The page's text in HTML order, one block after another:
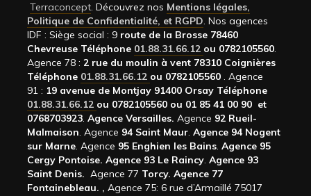
Terraconcept. Découvrez nos Mentions légales,
Politique de Confidentialité, et RGPD. Nos agences
IDF : Siège social : 9 route de la Brosse 78460
Chevreuse Téléphone 01.88.31.66.12 ou 0782105560.
Agence 78 : 2 rue du moulin à vent 78310 Coignières
Téléphone 01.88.31.66.12 ou 0782105560 . Agence
91 : 19 avenue de Montjay 91400 Orsay Téléphone
01.88.31.66.12 ou 0782105560 ou 01 85 41 00 90 et
0768703923. Agence Versailles. Agence 92 Rueil-
Malmaison. Agence 94 Saint Maur. Agence 94 Nogent
sur Marne. Agence 95 Enghien les Bains. Agence 95
Cergy Pontoise. Agence 93 Le Raincy. Agence 93
Saint Denis. Agence 77 Torcy. Agence 77
Fontainebleau. , Agence 75: 6 rue d’Armaillé 75017